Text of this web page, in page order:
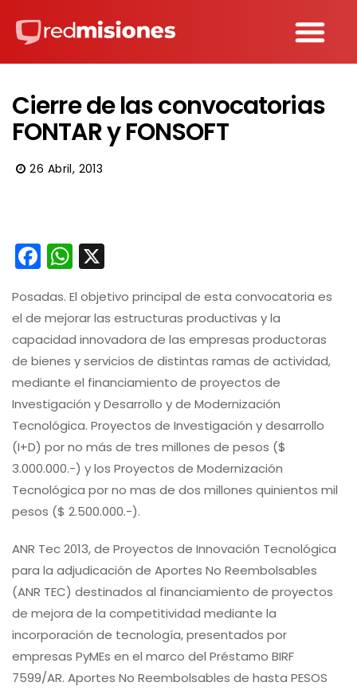
Cierre de las convocatorias
FONTAR y FONSOFT
26 Abril, 2013
Facebook
WhatsApp
Posadas. El objetivo principal de esta convocatoria es
el de mejorar las estructuras productivas y la
capacidad innovadora de las empresas productoras
de bienes y servicios de distintas ramas de actividad,
mediante el financiamiento de proyectos de
Investigación y Desarrollo y de Modernización
Tecnológica. Proyectos de Investigación y desarrollo
(I+D) por no más de tres millones de pesos ($
3.000.000.-) y los Proyectos de Modernización
Tecnológica por no mas de dos millones quinientos mil
pesos ($ 2.500.000.-).
ANR Tec 2013, de Proyectos de Innovación Tecnológica
para la adjudicación de Aportes No Reembolsables
(ANR TEC) destinados al financiamiento de proyectos
de mejora de la competitividad mediante la
incorporación de tecnología, presentados por
empresas PyMEs en el marco del Préstamo BIRF
7599/AR. Aportes No Reembolsables de hasta PESOS